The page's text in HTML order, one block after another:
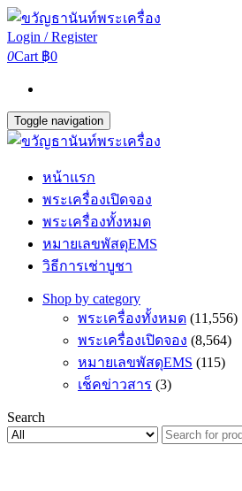
Login / Register
0Cart ฿0
Toggle navigation
หน้าแรก
พระเครื่องเปิดจอง
พระเครื่องทั้งหมด
หมายเลขพัสดุEMS
วิธีการเช่าบูชา
Shop by category
พระเครื่องทั้งหมด (11,556)
พระเครื่องเปิดจอง (8,564)
หมายเลขพัสดุEMS (115)
เช็คข่าวสาร (3)
Search